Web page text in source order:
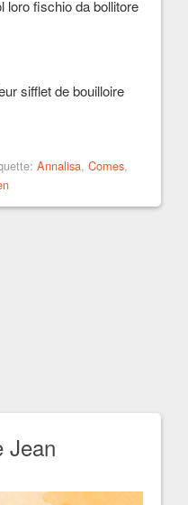
loro fischio da bollitore
sifflet de bouilloire
Annalisa, Comes,
Jean